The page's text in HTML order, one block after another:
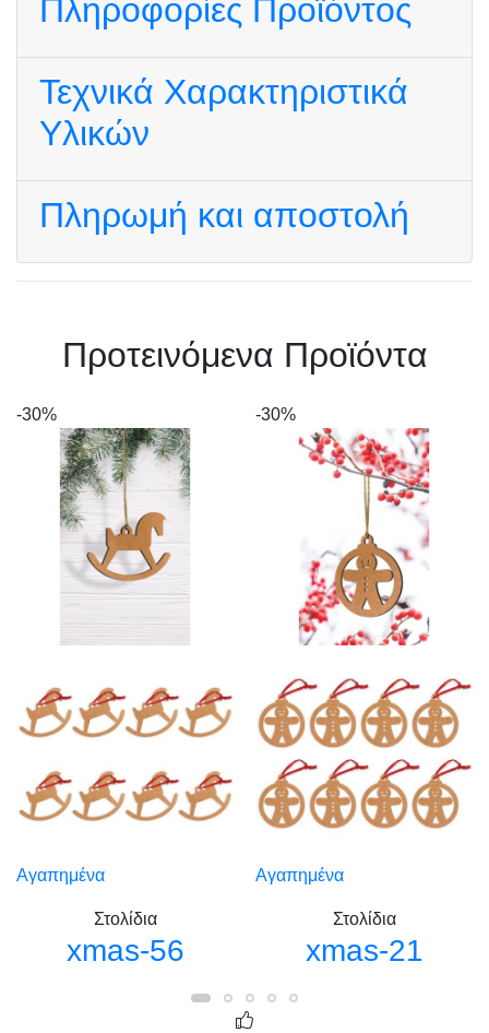
Πληροφορίες Προϊόντος
Τεχνικά Χαρακτηριστικά
Υλικών
Πληρωμή και αποστολή
Πρoτεινόμενα Προϊόντα
-30%
Αγαπημένα
Στολίδια
xmas-56
-30%
Αγαπημένα
Στολίδια
xmas-21